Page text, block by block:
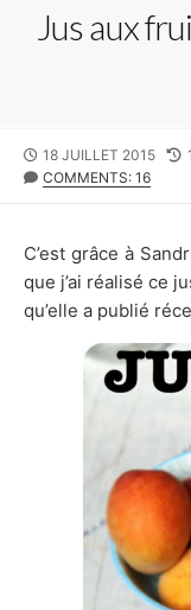
Jus aux
PUBLISHED
DATE
18 JUILLET 2015
COMMENTS: 16
C’est grâce à
que j’ai réalisé ce
qu’elle a publié